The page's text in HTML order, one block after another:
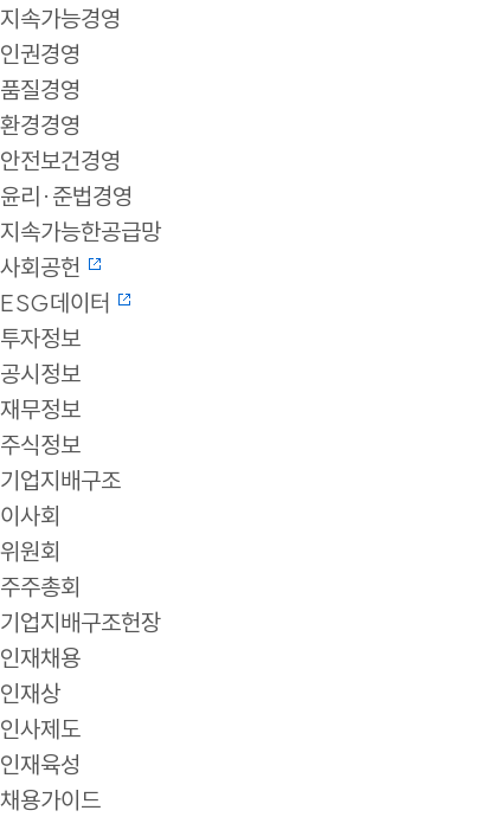
지속가능경영
인권경영
품질경영
환경경영
안전보건경영
윤리·준법경영
지속가능한공급망
사회공헌
ESG데이터
투자정보
공시정보
재무정보
주식정보
기업지배구조
이사회
위원회
주주총회
기업지배구조헌장
인재채용
인재상
인사제도
인재육성
채용가이드